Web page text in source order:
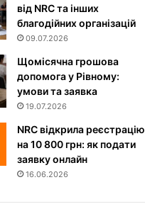
від NRC та інших
благодійних організацій
09.07.2026
Щомісячна грошова
допомога у Рівному:
умови та заявка
19.07.2026
NRC відкрила реєстрацію
на 10 800 грн: як подати
заявку онлайн
16.06.2026